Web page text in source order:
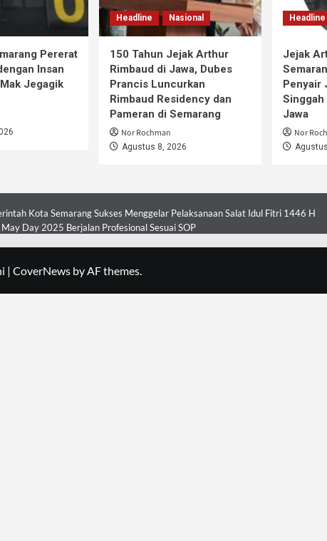
Pererat
Insan
Jegagik
Headline Nasional
150 Tahun Jejak Arthur
Rimbaud di Jawa, Dubes
Prancis Luncurkan
Rimbaud Residency dan
Pameran di Semarang
Nor Rochman
Agustus 8, 2026
Headline
Jejak
Penyair
Singgah
Jawa
Nor
Kota Semarang Sukses Menggelar Pelaksanaan Salat Idul Fitri 1446 H
Day 2025 Berjalan Profesional Sesuai SOP
| CoverNewsby AF themes.